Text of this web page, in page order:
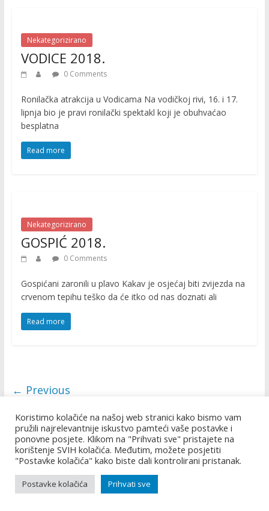
Nekategorizirano
VODICE 2018.
0 Comments
Ronilačka atrakcija u Vodicama Na vodičkoj rivi, 16. i 17.
lipnja bio je pravi ronilački spektakl koji je obuhvaćao
besplatna
Read more
Nekategorizirano
GOSPIĆ 2018.
0 Comments
Gospićani zaronili u plavo Kakav je osjećaj biti zvijezda na
crvenom tepihu teško da će itko od nas doznati ali
Read more
← Previous
. All rights reserved.
Koristimo kolačiće na našoj web stranici kako bismo vam
pružili najrelevantnije iskustvo pamteći vaše postavke i
ponovne posjete. Klikom na "Prihvati sve" pristajete na
korištenje SVIH kolačića. Međutim, možete posjetiti
"Postavke kolačića" kako biste dali kontrolirani pristanak.
Postavke kolačića Prihvati sve